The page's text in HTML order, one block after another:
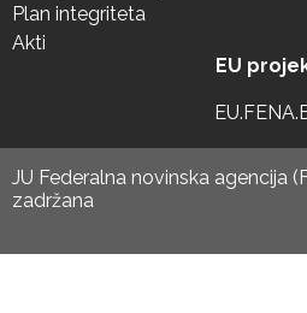
Plan integriteta
Akti
EU
JU Federalna novinska agencija
zadržana